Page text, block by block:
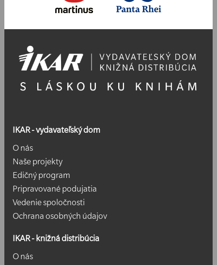
IKAR - vydavateľský dom
O nás
Naše projekty
Edičný program
Pripravované podujatia
Vedenie spoločnosti
Ochrana osobných údajov
IKAR - knižná distribúcia
O nás